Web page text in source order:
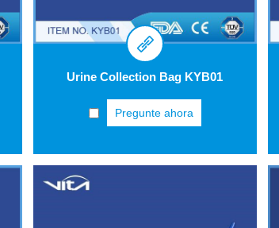
Urine Collection Bag KYB01
Pregunte ahora